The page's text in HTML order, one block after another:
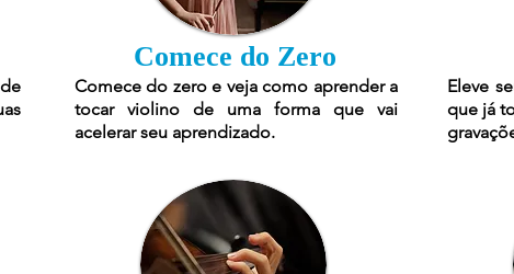
Comece do Zero
Comece do zero e veja como aprender a
tocar violino de uma forma que vai
acelerar seu aprendizado.
Eleve
que já